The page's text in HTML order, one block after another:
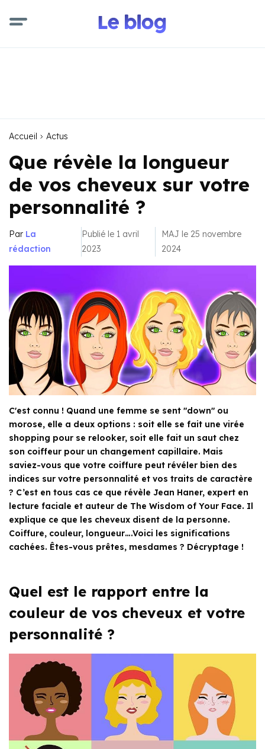
Accueil Actus
Que révèle la longueur
de vos cheveux sur votre
personnalité ?
Par La
rédaction
Publié le 1 avril
2023
MAJ le 25 novembre
2024
C'est connu ! Quand une femme se sent "down" ou
morose, elle a deux options : soit elle se fait une virée
shopping pour se relooker, soit elle fait un saut chez
son coiffeur pour un changement capillaire. Mais
saviez-vous que votre coiffure peut révéler bien des
indices sur votre personnalité et vos traits de caractère
? C’est en tous cas ce que révèle Jean Haner, expert en
lecture faciale et auteur de The Wisdom of Your Face. Il
explique ce que les cheveux disent de la personne.
Coiffure, couleur, longueur….Voici les significations
cachées. Êtes-vous prêtes, mesdames ? Décryptage !
Quel est le rapport entre la
couleur de vos cheveux et votre
personnalité ?